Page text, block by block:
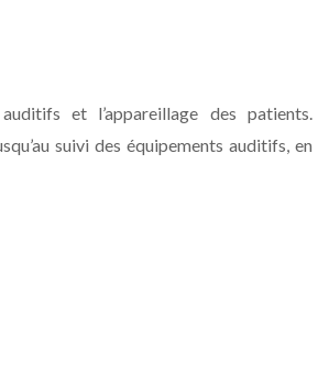
et l’appareillage des patients.
suivi des équipements auditifs, en